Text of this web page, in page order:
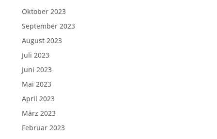
Oktober 2023
September 2023
August 2023
Juli 2023
Juni 2023
Mai 2023
April 2023
März 2023
Februar 2023